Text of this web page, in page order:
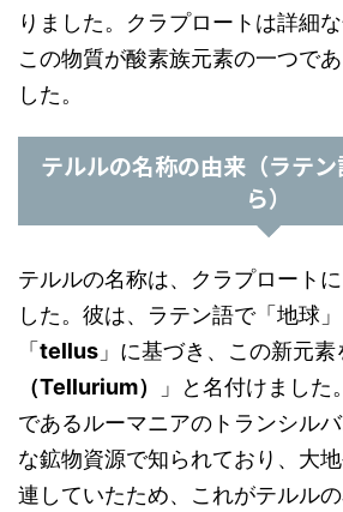
りました。クラプロートは詳細
この物質が酸素族元素の一つで
した。
テルルの名称の由来（ラテ
ら）
テルルの名称は、クラプロート
した。彼は、ラテン語で「地球
「 tellus 」に基づき、この新元素
（Tellurium）
」と名付けまし
であるルーマニアのトランシル
な鉱物資源で知られており、大
連していたため、これがテルル